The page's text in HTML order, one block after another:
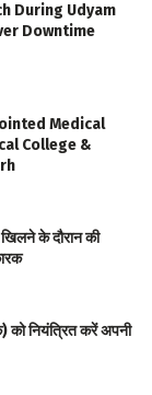
During Udyam
Downtime
Medical
College &
के दौरान की
को नियंत्रित करें अपनी